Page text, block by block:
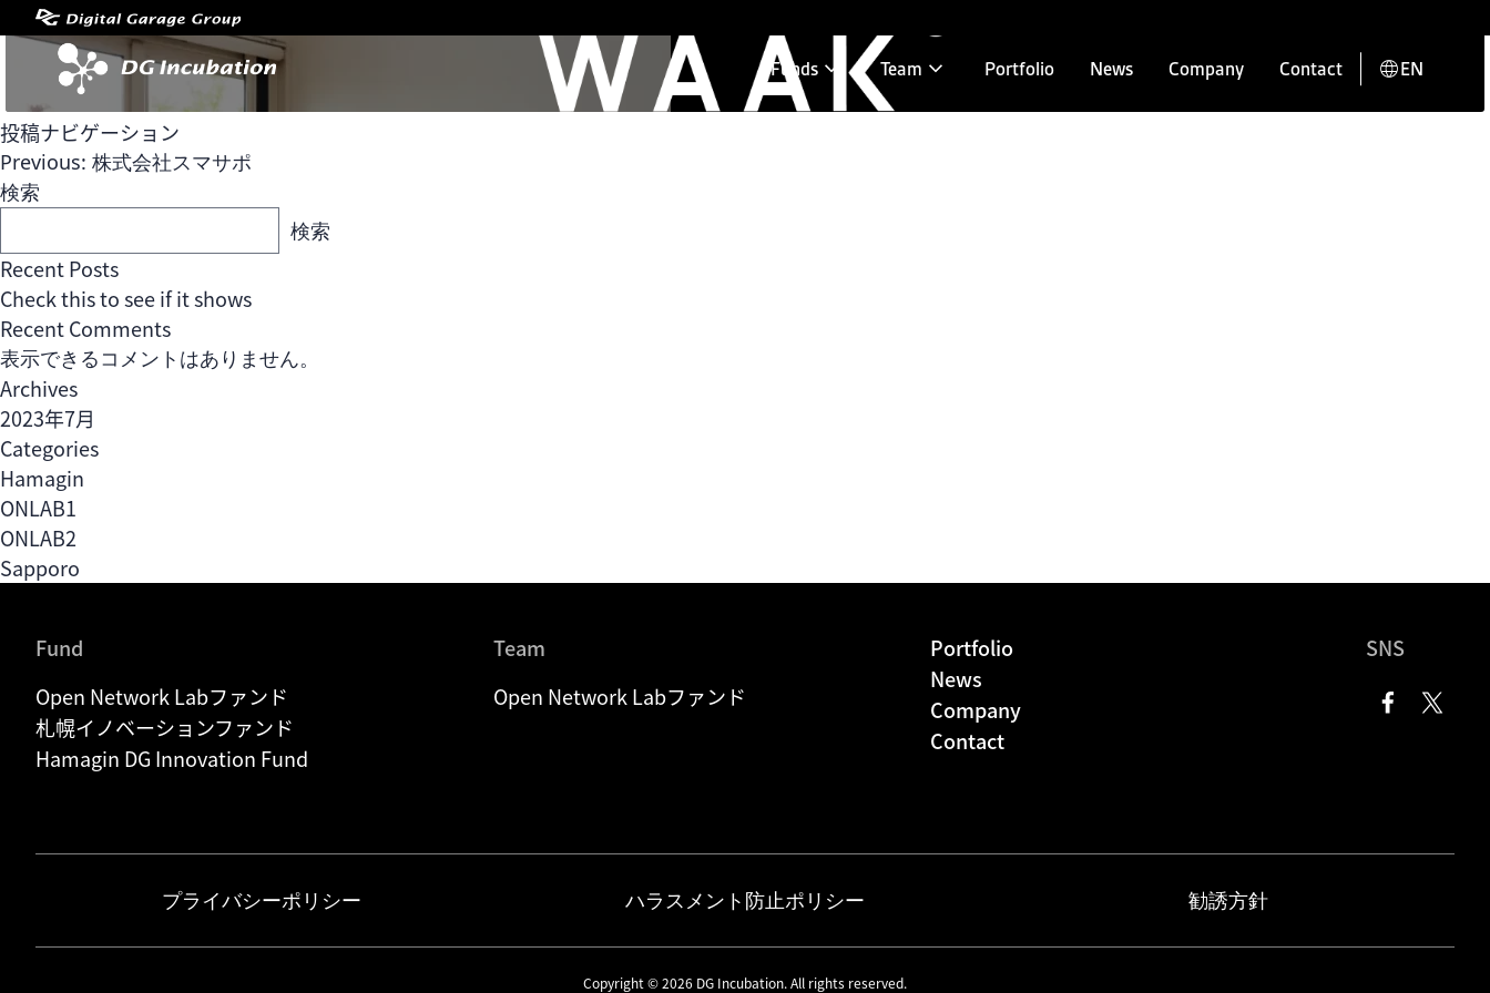
Funds Team Portfolio News Company Contact EN
投稿ナビゲーション
Previous: 株式会社スマサポ
検索
検索
Recent Posts
Check this to see if it shows
Recent Comments
表示できるコメントはありません。
Archives
2023年7月
Categories
Hamagin
ONLAB1
ONLAB2
Sapporo
Fund
Open Network Labファンド
札幌イノベーションファンド
Hamagin DG Innovation Fund
Team
Open Network Labファンド
Portfolio
News
Company
Contact
SNS
プライバシーポリシー ハラスメント防止ポリシー 勧誘方針
Copyright © 2026 DG Incubation. All rights reserved.